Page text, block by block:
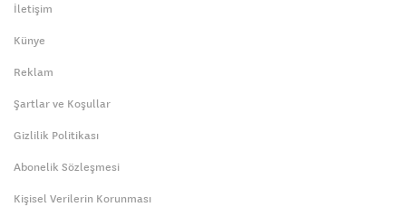
İletişim
Künye
Reklam
Şartlar ve Koşullar
Gizlilik Politikası
Abonelik Sözleşmesi
Kişisel Verilerin Korunması